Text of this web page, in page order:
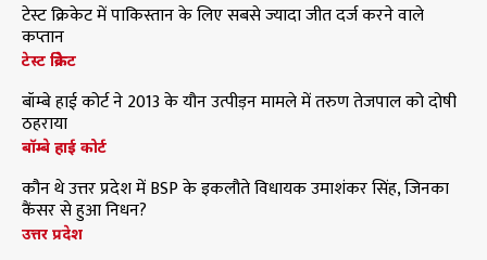
टेस्ट क्रिकेट में पाकिस्तान के लिए सबसे ज्यादा जीत दर्ज करने वाले
कप्तान
टेस्ट क्रिकेट
बॉम्बे हाई कोर्ट ने 2013 के यौन उत्पीड़न मामले में तरुण तेजपाल को दोषी
ठहराया
बॉम्बे हाई कोर्ट
कौन थे उत्तर प्रदेश में BSP के इकलौते विधायक उमाशंकर सिंह, जिनका
कैंसर से हुआ निधन?
उत्तर प्रदेश